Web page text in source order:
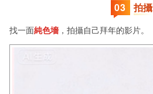
03 拍攝
找一面純色墻，拍攝自己拜年的影片。